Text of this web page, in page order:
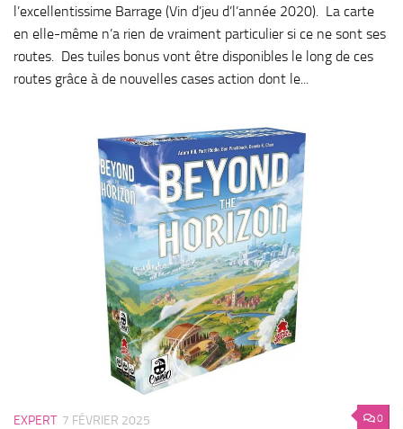
l’excellentissime Barrage (Vin d’jeu d’l’année 2020). La carte
en elle-même n’a rien de vraiment particulier si ce ne sont ses
routes. Des tuiles bonus vont être disponibles le long de ces
routes grâce à de nouvelles cases action dont le...
0
EXPERT 7 FÉVRIER 2025